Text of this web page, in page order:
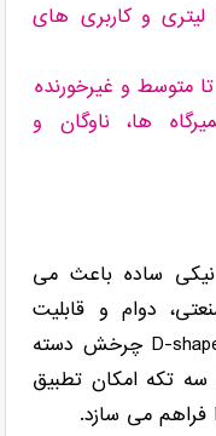
مناسب برای بشکه های ۲۰۵ لیتری و کاربری های
متوسط و غیرخورنده
ها، ناوگان و
ساده باعث می
دوام و قابلیت
اطمینان خوبی داشته باشد. شفت D-shape چرخش دسته
تکه امکان تطبیق
می سازد.